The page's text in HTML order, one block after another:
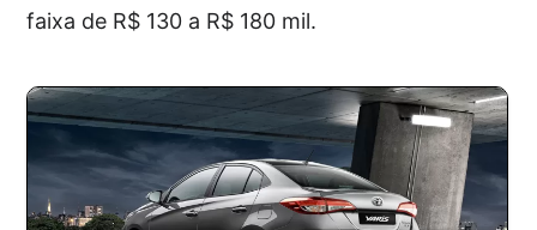
faixa de R$ 130 a R$ 180 mil.